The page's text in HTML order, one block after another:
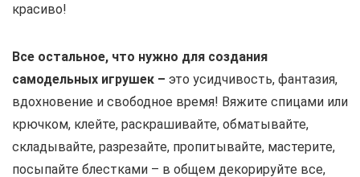
красиво!
Все остальное, что нужно для создания
самодельных игрушек – это усидчивость, фантазия,
вдохновение и свободное время! Вяжите спицами или
крючком, клейте, раскрашивайте, обматывайте,
складывайте, разрезайте, пропитывайте, мастерите,
посыпайте блестками – в общем декорируйте все,